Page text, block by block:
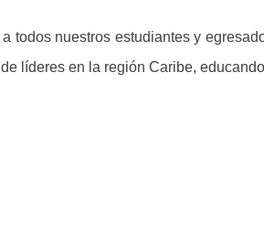
todos nuestros estudiantes y
líderes en la región Caribe,